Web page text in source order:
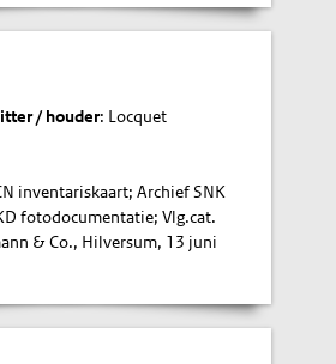
/ houder: Locquet
inventariskaart; Archief SNK
fotodocumentatie; Vlg.cat.
& Co., Hilversum, 13 juni